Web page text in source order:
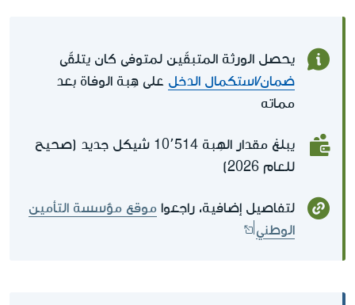
يحصل الورثة المتبقّين لمتوفى كان يتلقّى
ضمان/استكمال الدخل على هِبة الوفاة بعد
مماته
يبلغ مقدار الهِبة 10٬514 شيكل جديد (صحيح
للعام 2026)
لتفاصيل إضافية، راجعوا موقع مؤسسة التأمين
الوطني